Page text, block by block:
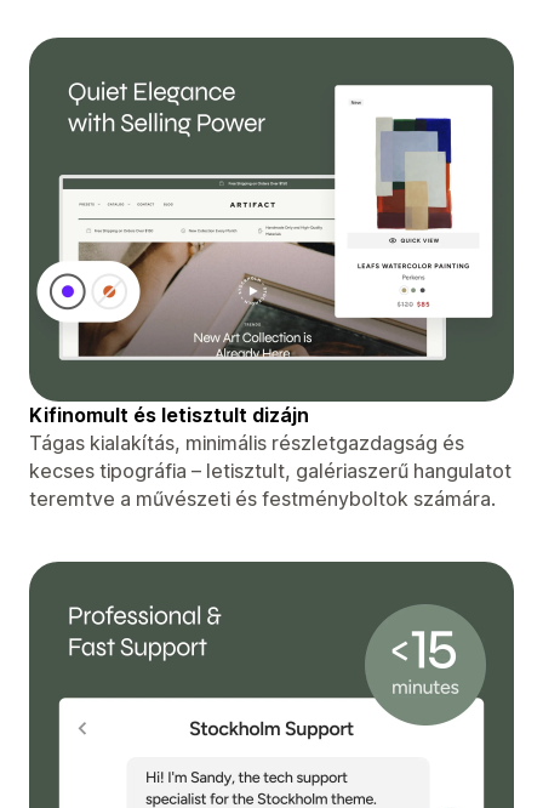
Kifinomult és letisztult dizájn
Tágas kialakítás, minimális részletgazdagság és
kecses tipográfia – letisztult, galériaszerű hangulatot
teremtve a művészeti és festményboltok számára.